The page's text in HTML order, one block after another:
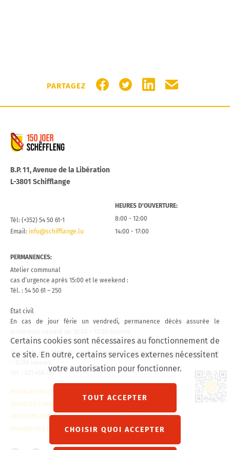
Lien
PARTAGEZ
PARTAGER SUR FACEBOOK
PARTAGER SUR TWITTER
PARTAGER SUR
PARTAGER
B.P. 11, Avenue de la Libération
L-3801 Schifflange
Tél: (+352) 54 50 61-1
Email: info@schifflange.lu
HEURES D’OUVERTURE:
8:00 - 12:00
14:00 - 17:00
PERMANENCES:
Atelier communal
cas d’urgence après 15:00 et le weekend :
Tél. : 54 50 61 – 250
État civil
En cas de jour férie un vendredi, permanence décès assurée le
En cas de jour férié un lundi, permanence décès assurée le lundi de 10:00
Tél. : 621 458 757
POPULATION ET ÉTAT CIVIL
SERVICES COMMUNAUX
MENTIONS LÉGALES
PARAMÈTRES RGPD
SITEMAP
Certains cookies sont nécessaires au fonctionnement de
ce site. En outre, certains services externes nécessitent
votre autorisation pour fonctionner.
TOUT ACCEPTER
CHOISIR QUOI ACCEPTER